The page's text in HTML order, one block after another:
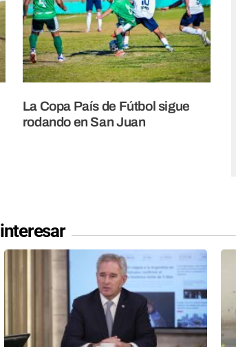
La Copa País de Fútbol sigue
rodando en San Juan
interesar